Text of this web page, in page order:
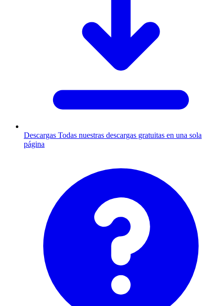
Descargas Todas nuestras descargas gratuitas en una sola
página